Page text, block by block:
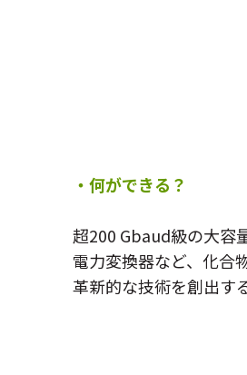
・何ができる？
超200 Gbaud級の大容
電力変換器など、化合
革新的な技術を創出す